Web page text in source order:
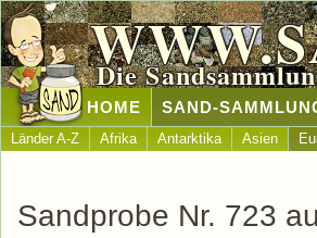
Die
HOME SAND-
Länder A-Z Afrika Antarktika Asien
Sandprobe Nr. 723